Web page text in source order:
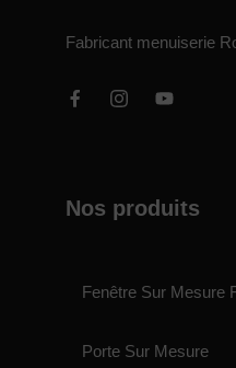
Fabricant menuiserie
Nos produits
Fenêtre Sur Mesure
Porte Sur Mesure